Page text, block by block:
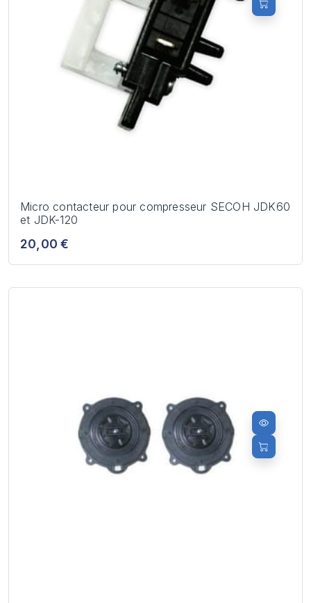
Micro contacteur pour compresseur SECOH JDK60
et JDK-120
20,00 €